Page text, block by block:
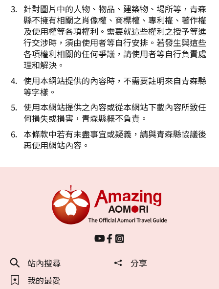
針對圖片中的人物、物品、建築物、場所等，青森
縣不擁有相關之肖像權、商標權、專利權、著作權
及使用權等各項權利。需要就這些權利之授予等進
行交涉時，須由使用者等自行安排。若發生與這些
各項權利相關的任何爭議，請使用者等自行負責處
理和解決。
使用本網站提供的內容時，不需要註明來自青森縣
等字樣。
使用本網站提供之內容或從本網站下載內容所致任
何損失或損害，青森縣概不負責。
本條款中若有未盡事宜或疑義，請與青森縣協議後
再使用網站內容。
站內搜尋
分享
我的最愛